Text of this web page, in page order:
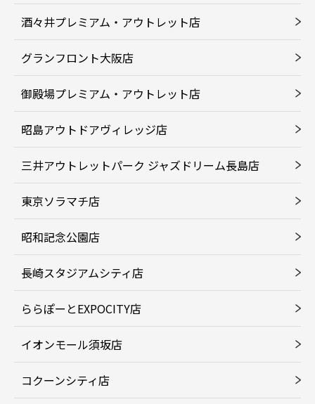
酒々井プレミアム・アウトレット店
グランフロント大阪店
御殿場プレミアム・アウトレット店
昭島アウトドアヴィレッジ店
三井アウトレットパーク ジャズドリーム長島店
東京ソラマチ店
昭和記念公園店
長崎スタジアムシティ店
ららぽーとEXPOCITY店
イオンモール須坂店
コクーンシティ店